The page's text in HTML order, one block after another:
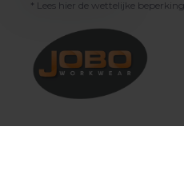
* Lees hier de wettelijke